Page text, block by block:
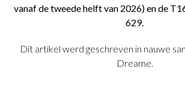
vanaf de tweede helft van 2026) en de
629.
Dit artikel werd geschreven in nauwe
Dreame.